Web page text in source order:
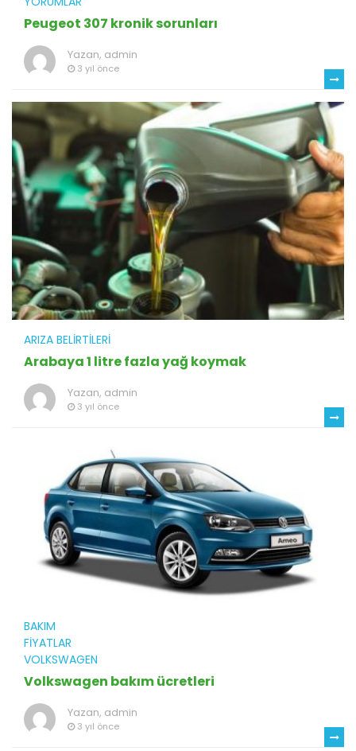
Peugeot 307 kronik sorunları
Yazan, admin
3 yıl önce
ARIZA BELIRTILERI
Arabaya 1 litre fazla yağ koymak
Yazan, admin
3 yıl önce
BAKIM
FIYATLAR
VOLKSWAGEN
Volkswagen bakım ücretleri
Yazan, admin
3 yıl önce